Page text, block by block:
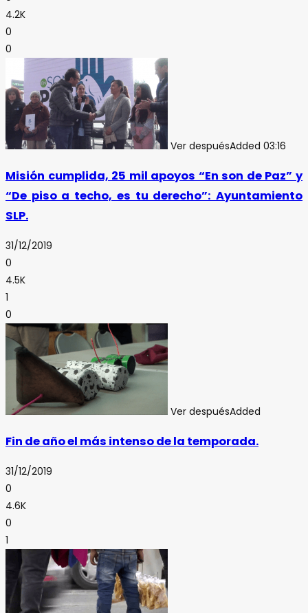
4.2K
0
0
Ver despuésAdded 03:16
Misión cumplida, 25 mil apoyos “En son de Paz” y
“De piso a techo, es tu derecho”: Ayuntamiento
SLP.
31/12/2019
0
4.5K
1
0
Ver despuésAdded
Fin de año el más intenso de la temporada.
31/12/2019
0
4.6K
0
1